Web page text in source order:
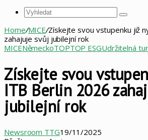
Vyhledat
Home/MICE/Získejte svou vstupenku již
zahajuje svůj jubilejní rok
MICENěmeckoTOPTOP ESGUdržitelná
Získejte svou
ITB Berlin 2026
jubilejní rok
Newsroom TTG19/11/2025